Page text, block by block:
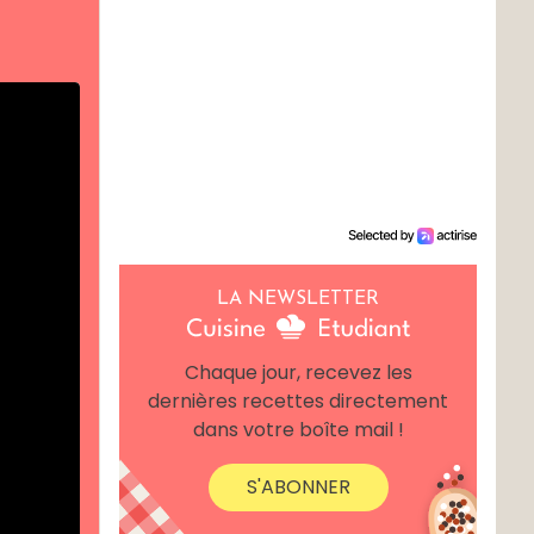
LA NEWSLETTER
Chaque jour, recevez les
dernières recettes directement
dans votre boîte mail !
S'ABONNER